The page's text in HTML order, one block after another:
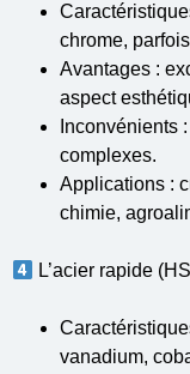
chrome,
Avantages :
aspect
Inconvénients
complexes.
Applications :
chimie,
L’acier rapide
vanadium,